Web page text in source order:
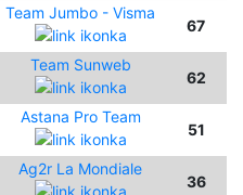
Team Jumbo - Visma
67
Team Sunweb
62
Astana Pro Team
51
Ag2r La Mondiale
36